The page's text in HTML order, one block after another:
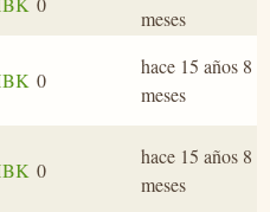
meses
0
hace 15 años 8
meses
0
hace 15 años 8
meses